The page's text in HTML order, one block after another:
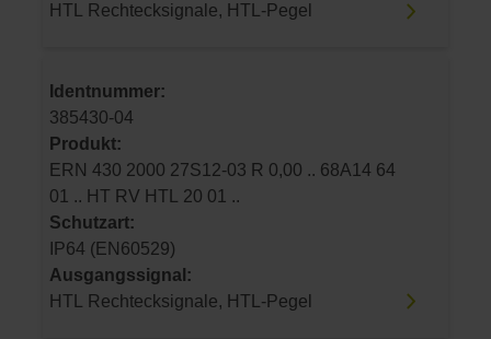
HTL Rechtecksignale, HTL-Pegel
Identnummer:
385430-04
Produkt:
ERN 430 2000 27S12-03 R 0,00 .. 68A14 64
01 .. HT RV HTL 20 01 ..
Schutzart:
IP64 (EN60529)
Ausgangssignal:
HTL Rechtecksignale, HTL-Pegel